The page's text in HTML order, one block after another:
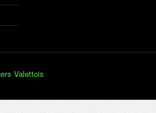
Valettois